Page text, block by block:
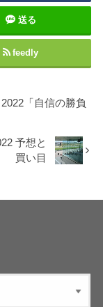
送る
feedly
「自信の勝負
予想と
買い目